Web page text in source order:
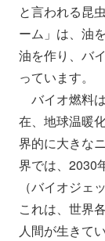
と言われる昆
ーム」は、油
油を作り、バ
っています。
バイオ燃料
在、地球温暖
界的に大きな
界では、2030
（バイオジェ
これは、世界
人間が生きて